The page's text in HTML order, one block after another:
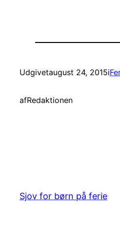
Udgivetaugust 24, 2015i
afRedaktionen
Sjov for børn på ferie